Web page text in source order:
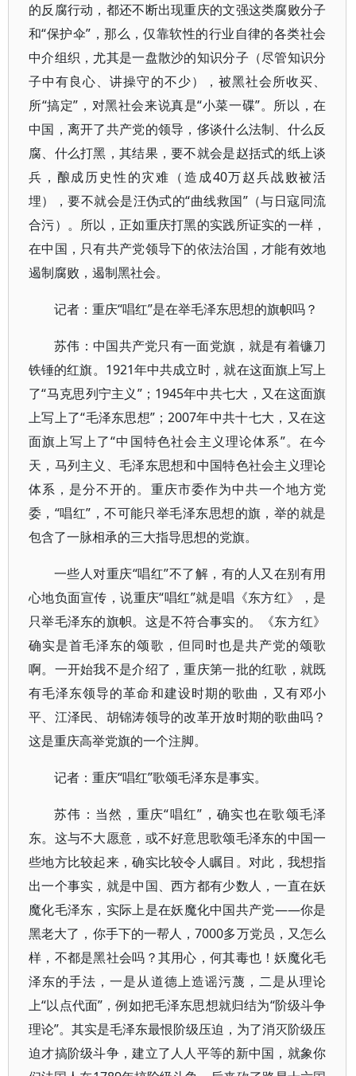
的反腐行动，都还不断出现重庆的文强这类腐败分子
和“保护伞”，那么，仅靠软性的行业自律的各类社会
中介组织，尤其是一盘散沙的知识分子（尽管知识分
子中有良心、讲操守的不少），被黑社会所收买、
所“搞定”，对黑社会来说真是“小菜一碟”。所以，在
中国，离开了共产党的领导，侈谈什么法制、什么反
腐、什么打黑，其结果，要不就会是赵括式的纸上谈
兵，酿成历史性的灾难（造成40万赵兵战败被活
埋），要不就会是汪伪式的“曲线救国”（与日寇同流
合污）。所以，正如重庆打黑的实践所证实的一样，
在中国，只有共产党领导下的依法治国，才能有效地
遏制腐败，遏制黑社会。
记者：重庆“唱红”是在举毛泽东思想的旗帜吗？
苏伟：中国共产党只有一面党旗，就是有着镰刀
铁锤的红旗。1921年中共成立时，就在这面旗上写上
了“马克思列宁主义”；1945年中共七大，又在这面旗
上写上了“毛泽东思想”；2007年中共十七大，又在这
面旗上写上了“中国特色社会主义理论体系”。在今
天，马列主义、毛泽东思想和中国特色社会主义理论
体系，是分不开的。重庆市委作为中共一个地方党
委，“唱红”，不可能只举毛泽东思想的旗，举的就是
包含了一脉相承的三大指导思想的党旗。
一些人对重庆“唱红”不了解，有的人又在别有用
心地负面宣传，说重庆“唱红”就是唱《东方红》，是
只举毛泽东的旗帜。这是不符合事实的。《东方红》
确实是首毛泽东的颂歌，但同时也是共产党的颂歌
啊。一开始我不是介绍了，重庆第一批的红歌，就既
有毛泽东领导的革命和建设时期的歌曲，又有邓小
平、江泽民、胡锦涛领导的改革开放时期的歌曲吗？
这是重庆高举党旗的一个注脚。
记者：重庆“唱红”歌颂毛泽东是事实。
苏伟：当然，重庆“唱红”，确实也在歌颂毛泽
东。这与不大愿意，或不好意思歌颂毛泽东的中国一
些地方比较起来，确实比较令人瞩目。对此，我想指
出一个事实，就是中国、西方都有少数人，一直在妖
魔化毛泽东，实际上是在妖魔化中国共产党——你是
黑老大了，你手下的一帮人，7000多万党员，又怎么
样，不都是黑社会吗？其用心，何其毒也！妖魔化毛
泽东的手法，一是从道德上造谣污蔑，二是从理论
上“以点代面”，例如把毛泽东思想就归结为“阶级斗争
理论”。其实是毛泽东最恨阶级压迫，为了消灭阶级压
迫才搞阶级斗争，建立了人人平等的新中国，就象你